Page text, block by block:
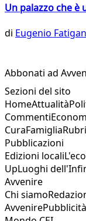
Un palazzo che è
di Eugenio
Abbonati ad
Sezioni del sito
HomeAttualità
Commenti
CuraFamiglia
Pubblicazioni
Edizioni locali
UpLuoghi
Avvenire
Chi siamo
AvvenirePubblicità